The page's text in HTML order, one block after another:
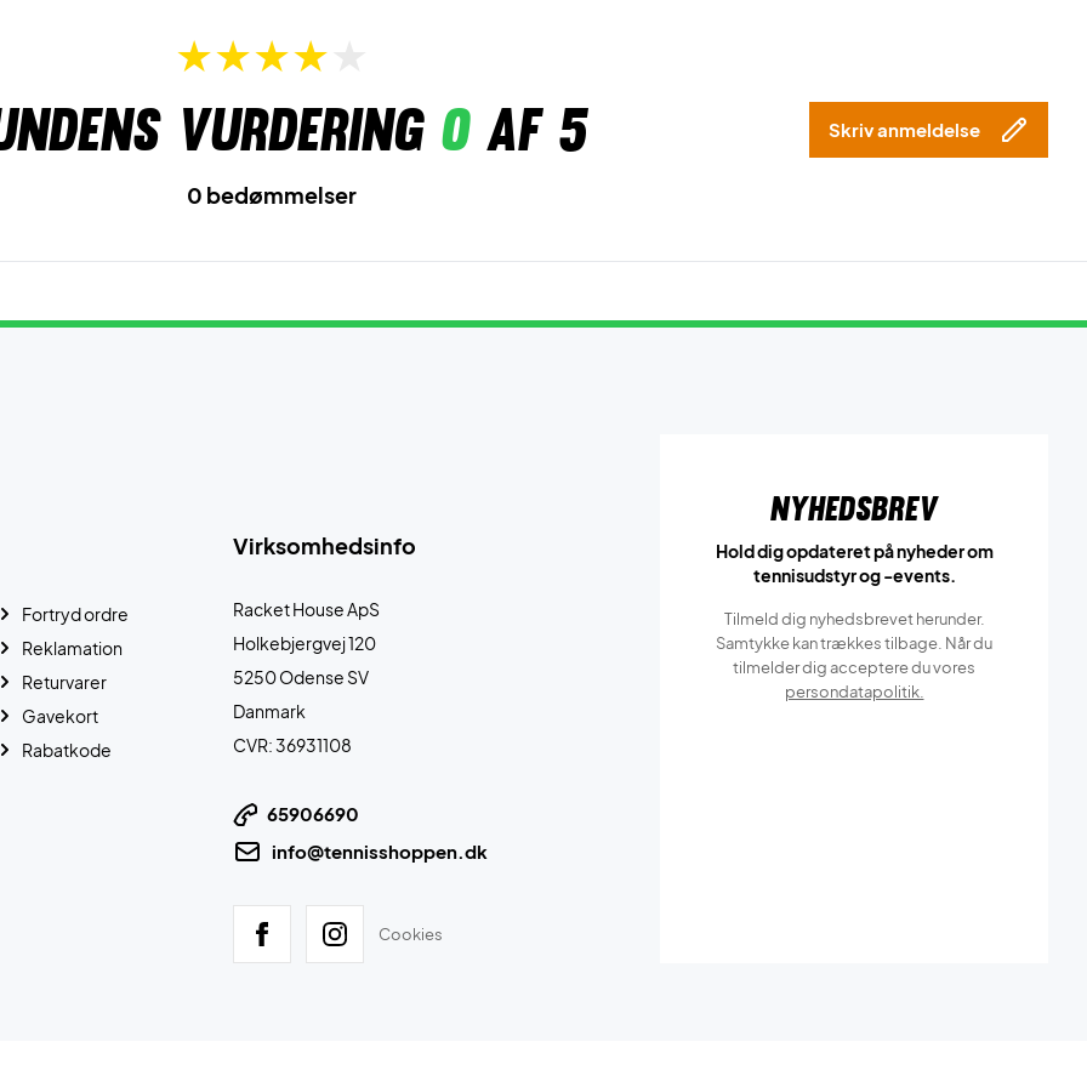
vurdering 0af 5 Skriv anmeldelse
0 bedømmelser
Virksomhedsinfo
Racket House ApS
Holkebjergvej 120
5250 Odense SV
Danmark
CVR: 36931108
65906690
info@tennisshoppen.dk
Cookies
Fortryd ordre
Reklamation
Returvarer
Gavekort
Rabatkode
Nyhedsbrev
Hold dig opdateret på nyheder om
tennisudstyr og -events.
Tilmeld dig nyhedsbrevet herunder.
Samtykke kan trækkes tilbage. Når du
tilmelder dig acceptere du vores
persondatapolitik.